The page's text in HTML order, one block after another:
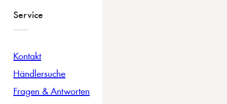
Service
Kontakt
Händlersuche
Fragen & Antworten